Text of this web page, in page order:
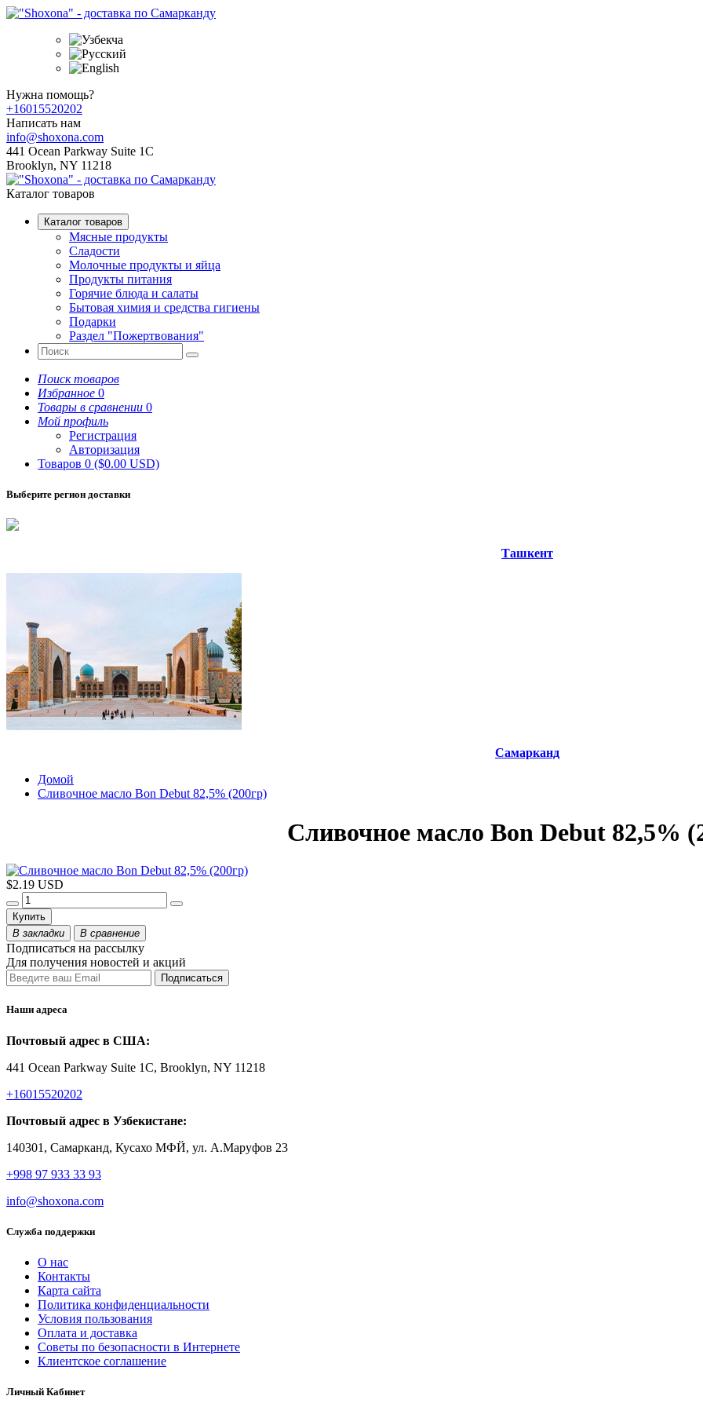
Нужна помощь?
+16015520202
Написать нам
info@shoxona.com
441 Ocean Parkway Suite 1C
Brooklyn, NY 11218
Каталог товаров
Каталог товаров
Мясные продукты
Сладости
Молочные продукты и яйца
Продукты питания
Горячие блюда и салаты
Бытовая химия и средства гигиены
Подарки
Раздел "Пожертвования"
Поиск товаров
Избранное 0
Товары в сравнении 0
Мой профиль
Регистрация
Авторизация
Товаров 0 ($0.00 USD)
Выберите регион доставки
Ташкент
Самарканд
Домой
Сливочное масло Bon Debut 82,5% (200гр)
Сливочное масло Bon Debut 82,5%
$2.19 USD
Купить
В закладки
В сравнение
Подписаться на рассылку
Для получения новостей и акций
Наши адреса
Почтовый адрес в США:
441 Ocean Parkway Suite 1C, Brooklyn, NY 11218
+16015520202
Почтовый адрес в Узбекистане:
140301, Самарканд, Кусахо МФЙ, ул. А.Маруфов 23
+998 97 933 33 93
info@shoxona.com
Служба поддержки
О нас
Контакты
Карта сайта
Политика конфиденциальности
Условия пользования
Оплата и доставка
Советы по безопасности в Интернете
Клиентское соглашение
Личный Кабинет